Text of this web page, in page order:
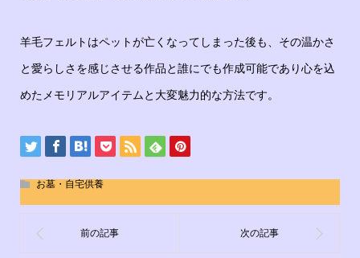
羊毛フェルトはペットが亡くなってしまった後も、その温かさ
と愛らしさを感じさせる作品と誰にでも作成可能であり心を込
めたメモリアルアイテムと大変魅力的な方法です。
お墓・自宅供養